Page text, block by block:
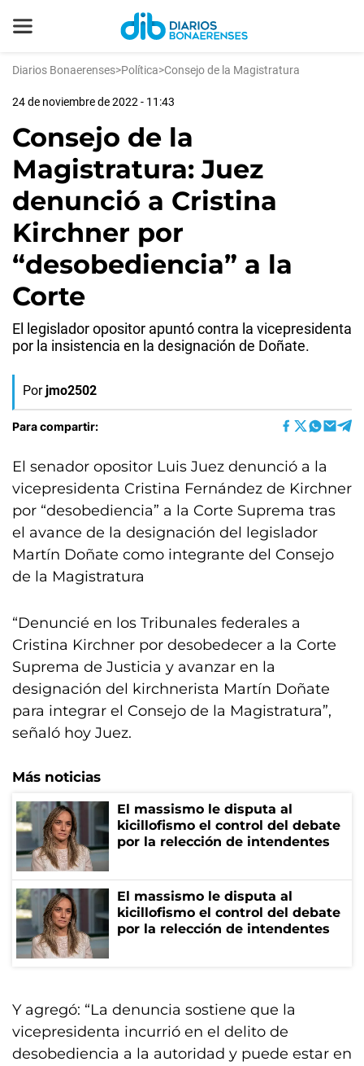
Diarios Bonaerenses>Política>Consejo de la Magistratura
24 de noviembre de 2022 - 11:43
Consejo de la
Magistratura: Juez
denunció a Cristina
Kirchner por
“desobediencia” a la
Corte
El legislador opositor apuntó contra la vicepresidenta
por la insistencia en la designación de Doñate.
Por jmo2502
Para compartir:
El senador opositor Luis Juez denunció a la
vicepresidenta Cristina Fernández de Kirchner
por “desobediencia” a la Corte Suprema tras
el avance de la designación del legislador
Martín Doñate como integrante del Consejo
de la Magistratura
“Denuncié en los Tribunales federales a
Cristina Kirchner por desobedecer a la Corte
Suprema de Justicia y avanzar en la
designación del kirchnerista Martín Doñate
para integrar el Consejo de la Magistratura”,
señaló hoy Juez.
Más noticias
El massismo le disputa al
kicillofismo el control del debate
por la relección de intendentes
El massismo le disputa al
kicillofismo el control del debate
por la relección de intendentes
Y agregó: “La denuncia sostiene que la
vicepresidenta incurrió en el delito de
desobediencia a la autoridad y puede estar en